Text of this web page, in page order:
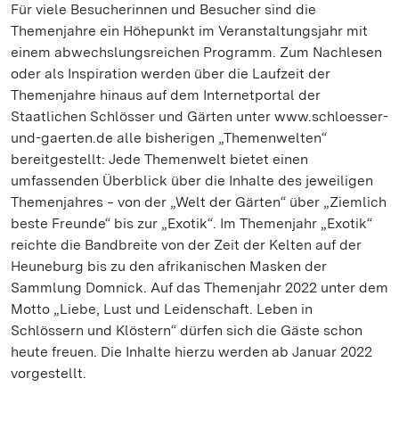
Für viele Besucherinnen und Besucher sind die
Themenjahre ein Höhepunkt im Veranstaltungsjahr mit
einem abwechslungsreichen Programm. Zum Nachlesen
oder als Inspiration werden über die Laufzeit der
Themenjahre hinaus auf dem Internetportal der
Staatlichen Schlösser und Gärten unter www.schloesser-
und-gaerten.de alle bisherigen „Themenwelten“
bereitgestellt: Jede Themenwelt bietet einen
umfassenden Überblick über die Inhalte des jeweiligen
Themenjahres ‒ von der „Welt der Gärten“ über „Ziemlich
beste Freunde“ bis zur „Exotik“. Im Themenjahr „Exotik“
reichte die Bandbreite von der Zeit der Kelten auf der
Heuneburg bis zu den afrikanischen Masken der
Sammlung Domnick. Auf das Themenjahr 2022 unter dem
Motto „Liebe, Lust und Leidenschaft. Leben in
Schlössern und Klöstern“ dürfen sich die Gäste schon
heute freuen. Die Inhalte hierzu werden ab Januar 2022
vorgestellt.